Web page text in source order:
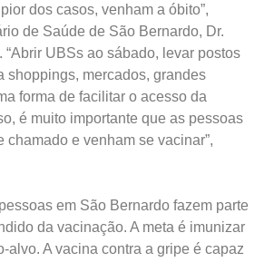
dos casos, venham a óbito”,
de Saúde de São Bernardo, Dr.
“Abrir UBSs ao sábado, levar postos
shoppings, mercados, grandes
forma de facilitar o acesso da
é muito importante que as pessoas
chamado e venham se vacinar”,
em São Bernardo fazem parte
da vacinação. A meta é imunizar
alvo. A vacina contra a gripe é capaz